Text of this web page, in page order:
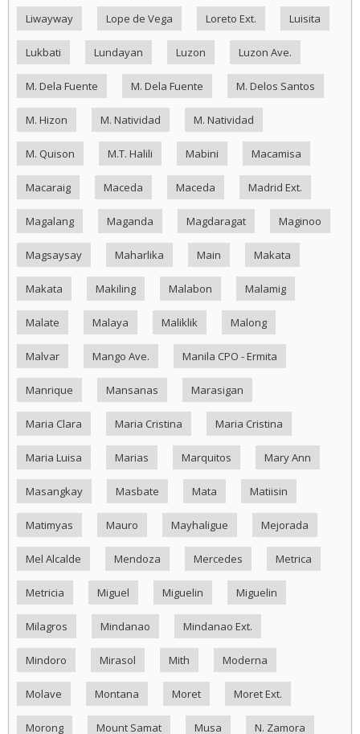
Liwayway Lope de Vega Loreto Ext. Luisita
Lukbati Lundayan Luzon Luzon Ave.
M. Dela Fuente M. Dela Fuente M. Delos Santos
M. Hizon M. Natividad M. Natividad
M. Quison M.T. Halili Mabini Macamisa
Macaraig Maceda Maceda Madrid Ext.
Magalang Maganda Magdaragat Maginoo
Magsaysay Maharlika Main Makata
Makata Makiling Malabon Malamig
Malate Malaya Maliklik Malong
Malvar Mango Ave. Manila CPO - Ermita
Manrique Mansanas Marasigan
Maria Clara Maria Cristina Maria Cristina
Maria Luisa Marias Marquitos Mary Ann
Masangkay Masbate Mata Matiisin
Matimyas Mauro Mayhaligue Mejorada
Mel Alcalde Mendoza Mercedes Metrica
Metricia Miguel Miguelin Miguelin
Milagros Mindanao Mindanao Ext.
Mindoro Mirasol Mith Moderna
Molave Montana Moret Moret Ext.
Morong Mount Samat Musa N. Zamora